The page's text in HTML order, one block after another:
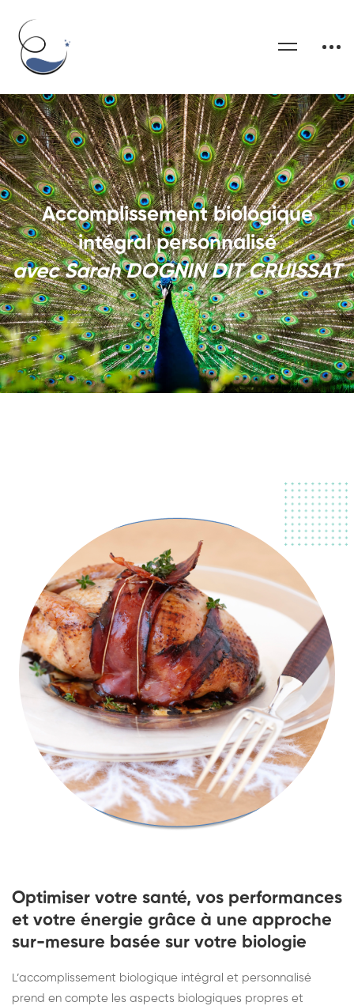
Accomplissement biologique
intégral personnalisé
avec Sarah DOGNIN DIT CRUISSAT
Optimiser votre santé, vos performances
et votre énergie grâce à une approche
sur-mesure basée sur votre biologie
L’accomplissement biologique intégral et personnalisé
prend en compte les aspects biologiques propres et